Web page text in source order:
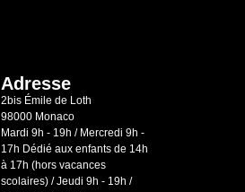
Adresse
2bis Émile de Loth
98000 Monaco
Mardi 9h - 19h / Mercredi 9h -
17h Dédié aux enfants de 14h
à 17h (hors vacances
scolaires) / Jeudi 9h - 19h /